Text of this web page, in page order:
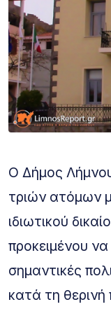
Ο Δήμος
τριών ατόμων
ιδιωτικού
προκειμένου
σημαντικές
κατά τη θερινή